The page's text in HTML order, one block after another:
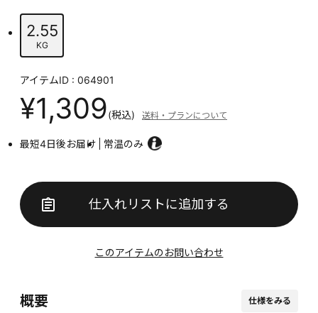
2.55
KG
アイテムID : 064901
¥1,309(税込) 送料・プランについて
最短4日後お届け 常温のみ
仕入れリストに追加する
このアイテムのお問い合わせ
概要 仕様をみる